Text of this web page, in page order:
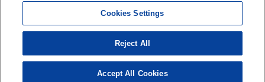
Copyright(c) At Home Co.,Ltd. このサイトに掲載している情報の無断転載を禁止します。著作権
はアットホーム（株）またはその情報提供者に帰属します。
本ページはプロモーションが含まれています。
検索結果を見る
Cookies Settings
Reject All
Accept All Cookies